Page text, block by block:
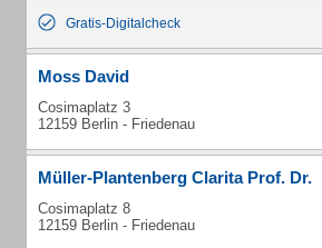
Gratis-Digitalcheck
Moss David
Cosimaplatz 3
12159 Berlin - Friedenau
Müller-Plantenberg Clarita Prof. Dr.
Cosimaplatz 8
12159 Berlin - Friedenau